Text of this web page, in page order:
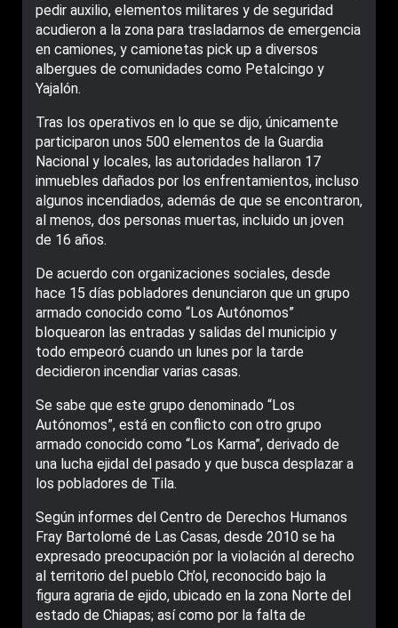
pedir auxilio, elementos militares y de seguridad
acudieron a la zona para trasladarnos de emergencia
en camiones, y camionetas pick up a diversos
albergues de comunidades como Petalcingo y
Yajalón.
Tras los operativos en lo que se dijo, únicamente
participaron unos 500 elementos de la Guardia
Nacional y locales, las autoridades hallaron 17
inmuebles dañados por los enfrentamientos, incluso
algunos incendiados, además de que se encontraron,
al menos, dos personas muertas, incluido un joven
de 16 años.
De acuerdo con organizaciones sociales, desde
hace 15 días pobladores denunciaron que un grupo
armado conocido como “Los Autónomos”
bloquearon las entradas y salidas del municipio y
todo empeoró cuando un lunes por la tarde
decidieron incendiar varias casas.
Se sabe que este grupo denominado “Los
Autónomos”, está en conflicto con otro grupo
armado conocido como “Los Karma”, derivado de
una lucha ejidal del pasado y que busca desplazar a
los pobladores de Tila.
Según informes del Centro de Derechos Humanos
Fray Bartolomé de Las Casas, desde 2010 se ha
expresado preocupación por la violación al derecho
al territorio del pueblo Ch’ol, reconocido bajo la
figura agraria de ejido, ubicado en la zona Norte del
estado de Chiapas; así como por la falta de